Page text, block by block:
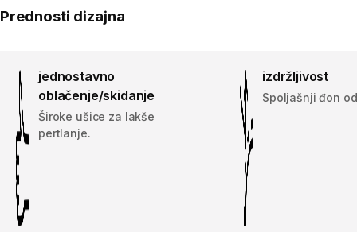
Prednosti dizajna
jednostavno
oblačenje/skidanje
Široke ušice za lakše
pertlanje.
izdržljivost
Spoljašnji đon